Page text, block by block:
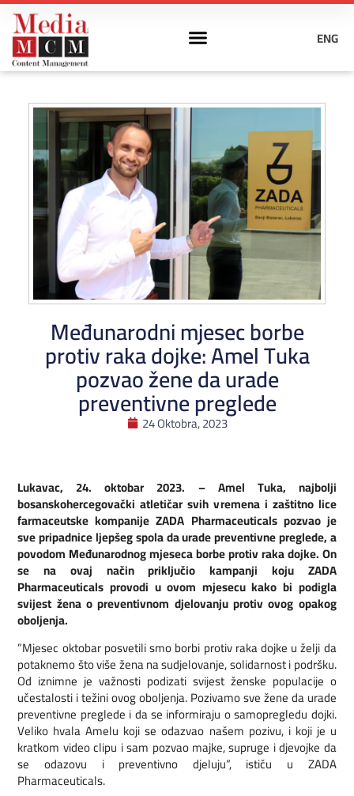
ENG
Međunarodni mjesec borbe
protiv raka dojke: Amel Tuka
pozvao žene da urade
preventivne preglede
24 Oktobra, 2023
Lukavac, 24. oktobar 2023. – Amel Tuka, najbolji
bosanskohercegovački atletičar svih vremena i zaštitno lice
farmaceutske kompanije ZADA Pharmaceuticals pozvao je
sve pripadnice ljepšeg spola da urade preventivne preglede, a
povodom Međunarodnog mjeseca borbe protiv raka dojke. On
se na ovaj način priključio kampanji koju ZADA
Pharmaceuticals provodi u ovom mjesecu kako bi podigla
svijest žena o preventivnom djelovanju protiv ovog opakog
oboljenja.
”Mjesec oktobar posvetili smo borbi protiv raka dojke u želji da
potaknemo što više žena na sudjelovanje, solidarnost i podršku.
Od iznimne je važnosti podizati svijest ženske populacije o
učestalosti i težini ovog oboljenja. Pozivamo sve žene da urade
preventivne preglede i da se informiraju o samopregledu dojki.
Veliko hvala Amelu koji se odazvao našem pozivu, i koji je u
kratkom video clipu i sam pozvao majke, supruge i djevojke da
se odazovu i preventivno djeluju”, ističu u ZADA
Pharmaceuticals.